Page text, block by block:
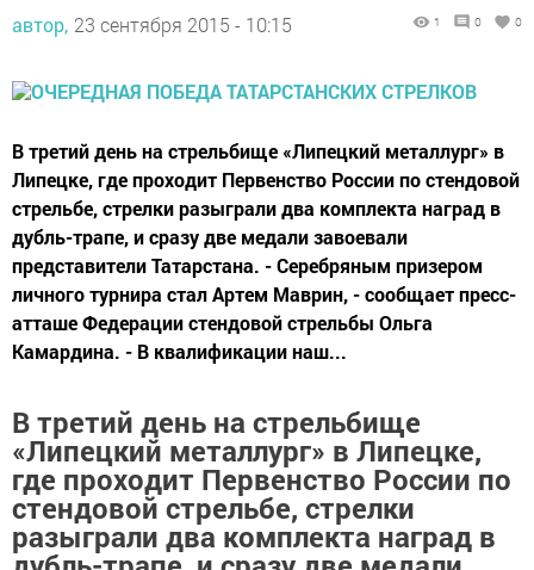
автор, 23 сентября 2015 - 10:15 1 0 0
В третий день на стрельбище «Липецкий металлург» в
Липецке, где проходит Первенство России по стендовой
стрельбе, стрелки разыграли два комплекта наград в
дубль-трапе, и сразу две медали завоевали
представители Татарстана. - Серебряным призером
личного турнира стал Артем Маврин, - сообщает пресс-
атташе Федерации стендовой стрельбы Ольга
Камардина. - В квалификации наш...
В третий день на стрельбище
«Липецкий металлург» в Липецке,
где проходит Первенство России по
стендовой стрельбе, стрелки
разыграли два комплекта наград в